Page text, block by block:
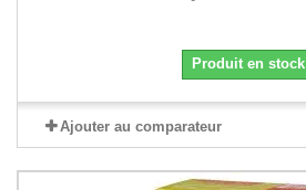
Produit en stock
Ajouter au comparateur